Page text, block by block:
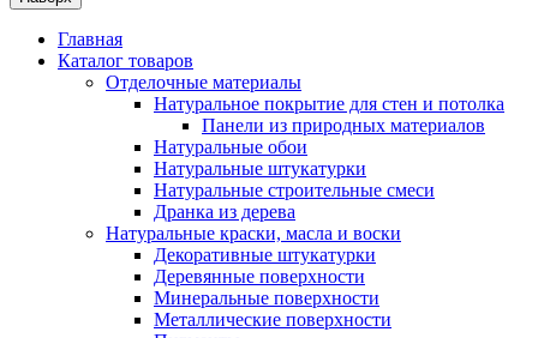
Главная
Каталог товаров
Отделочные материалы
Натуральное покрытие для стен и потолка
Панели из природных материалов
Натуральные обои
Натуральные штукатурки
Натуральные строительные смеси
Дранка из дерева
Натуральные краски, масла и воски
Декоративные штукатурки
Деревянные поверхности
Минеральные поверхности
Металлические поверхности